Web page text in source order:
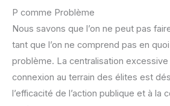
P comme Problème
Nous savons que l’on ne peut pas
tant que l’on ne comprend pas en
problème. La centralisation
connexion au terrain des élites est
l’efficacité de l’action publique et à la